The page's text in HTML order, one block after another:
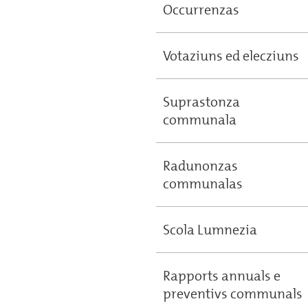
Occurrenzas
Votaziuns ed elecziuns
Suprastonza
communala
Radunonzas
communalas
Scola Lumnezia
Rapports annuals e
preventivs communals